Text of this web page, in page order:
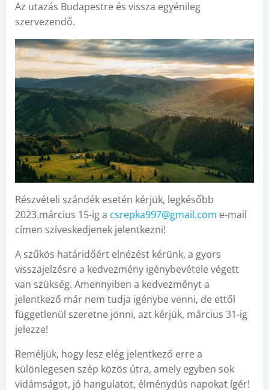
Az utazás Budapestre és vissza egyénileg
szervezendő.
Részvételi szándék esetén kérjük, legkésőbb
2023.március 15-ig a csrepka997@gmail.com e-mail
címen szíveskedjenek jelentkezni!
A szűkös határidőért elnézést kérünk, a gyors
visszajelzésre a kedvezmény igénybevétele végett
van szükség. Amennyiben a kedvezményt a
jelentkező már nem tudja igénybe venni, de ettől
függetlenül szeretne jönni, azt kérjük, március 31-ig
jelezze!
Reméljük, hogy lesz elég jelentkező erre a
különlegesen szép közös útra, amely egyben sok
vidámságot, jó hangulatot, élménydús napokat ígér!